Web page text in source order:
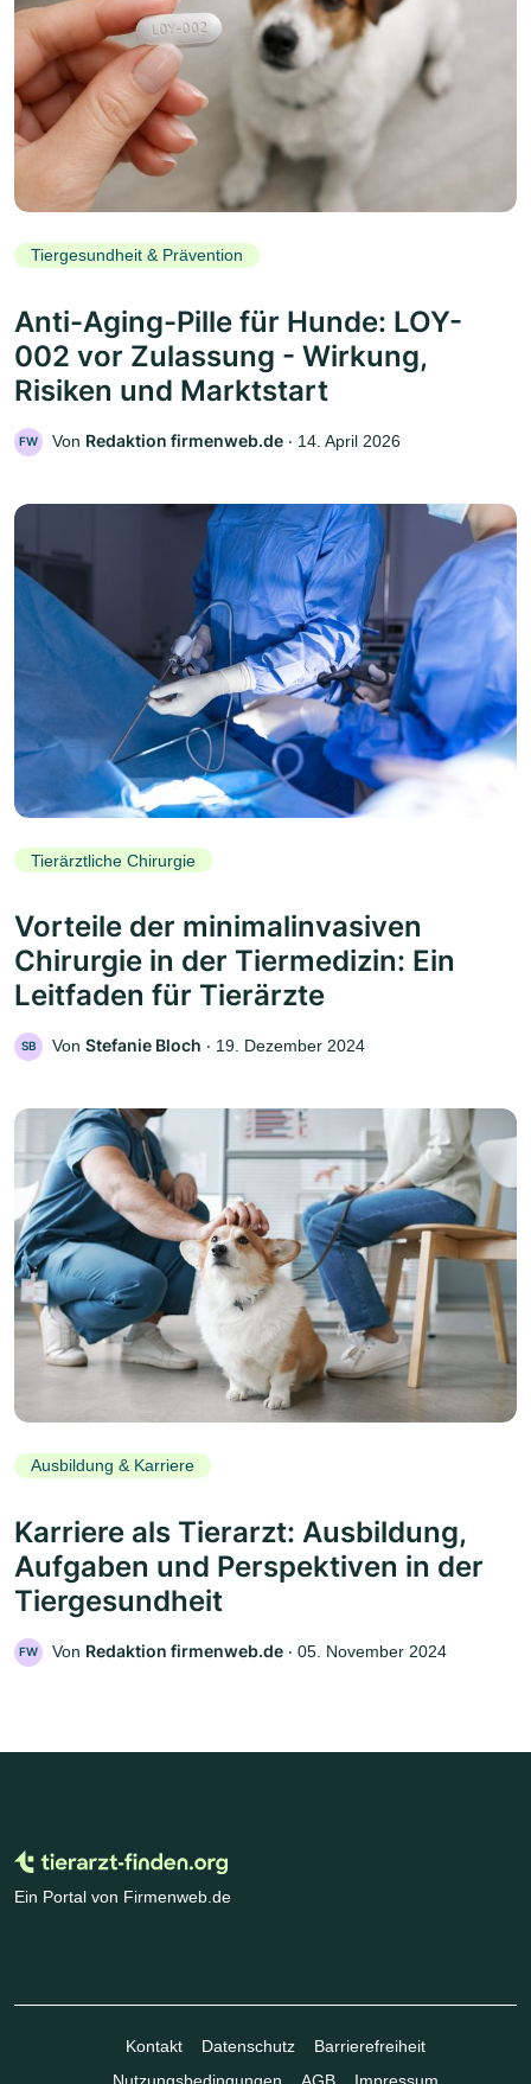
Tiergesundheit & Prävention
Anti-Aging-Pille für Hunde: LOY-
002 vor Zulassung - Wirkung,
Risiken und Marktstart
FW Von Redaktion firmenweb.de ‧ 14. April 2026
Tierärztliche Chirurgie
Vorteile der minimalinvasiven
Chirurgie in der Tiermedizin: Ein
Leitfaden für Tierärzte
SB Von Stefanie Bloch ‧ 19. Dezember 2024
Ausbildung & Karriere
Karriere als Tierarzt: Ausbildung,
Aufgaben und Perspektiven in der
Tiergesundheit
FW Von Redaktion firmenweb.de ‧ 05. November 2024
Ein Portal von Firmenweb.de
Kontakt Datenschutz
Barrierefreiheit
Nutzungsbedingungen
AGB Impressum